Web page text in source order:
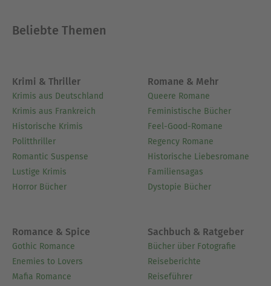
Beliebte Themen
Krimi & Thriller
Krimis aus Deutschland
Krimis aus Frankreich
Historische Krimis
Politthriller
Romantic Suspense
Lustige Krimis
Horror Bücher
Romane & Mehr
Queere Romane
Feministische Bücher
Feel-Good-Romane
Regency Romane
Historische Liebesromane
Familiensagas
Dystopie Bücher
Romance & Spice
Gothic Romance
Enemies to Lovers
Mafia Romance
Sachbuch & Ratgeber
Bücher über Fotografie
Reiseberichte
Reiseführer